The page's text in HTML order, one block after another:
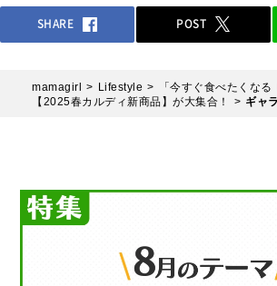
SHARE POST
mamagirl Lifestyle
「今すぐ食べたくな
【2025春カルディ新商品】が大集合！
ギャ